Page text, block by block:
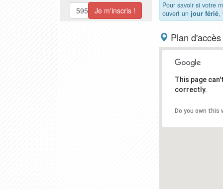
Pour savoir si votre
ouvert un jour férié,
Plan d'accès
This page
correctly.
Do you own this